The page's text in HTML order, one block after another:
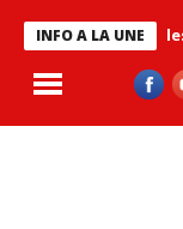
INFO A LA UNE
cause les autorités